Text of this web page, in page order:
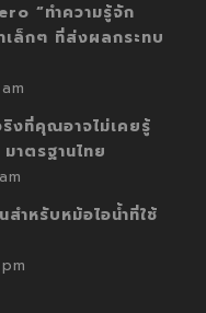
“ทำความรู้จัก
ล็กๆ ที่ส่งผลกระทบ
งที่คุณอาจไม่เคยรู้
าตรฐานไทย
ำหรับหม้อไอน้ำที่ใช้